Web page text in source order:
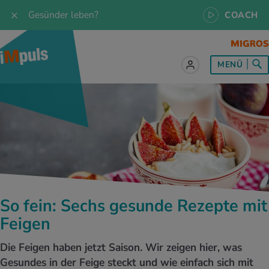
Gesünder leben? COACH
zum Thema Ernährung
Essen
zum Thema Bewegung
& Jogging
& Outdoor
& Biken
zum Thema Entspannung
Life Balance
zum Thema Medizin
im Alltag
zum Thema Services
Test & Quizze
iMpuls
MENÜ
So fein: Sechs gesunde Rezepte mit
Feigen
Die Feigen haben jetzt Saison. Wir zeigen hier, was
Gesundes in der Feige steckt und wie einfach sich mit